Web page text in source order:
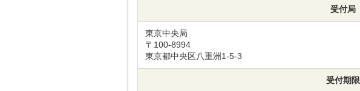
受付局
東京中央局
〒100-8994
東京都中央区八重洲1-5-3
受付期限